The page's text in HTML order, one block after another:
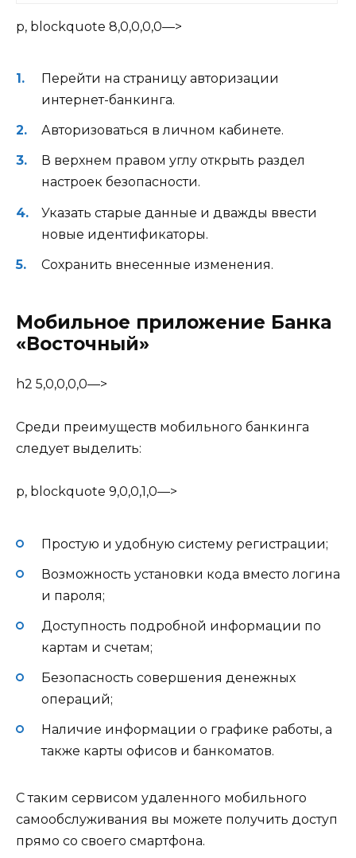
p, blockquote 8,0,0,0,0—>
Перейти на страницу авторизации
интернет-банкинга.
Авторизоваться в личном кабинете.
В верхнем правом углу открыть раздел
настроек безопасности.
Указать старые данные и дважды ввести
новые идентификаторы.
Сохранить внесенные изменения.
Мобильное приложение Банка
«Восточный»
h2 5,0,0,0,0—>
Среди преимуществ мобильного банкинга
следует выделить:
p, blockquote 9,0,0,1,0—>
Простую и удобную систему регистрации;
Возможность установки кода вместо логина
и пароля;
Доступность подробной информации по
картам и счетам;
Безопасность совершения денежных
операций;
Наличие информации о графике работы, а
также карты офисов и банкоматов.
С таким сервисом удаленного мобильного
самообслуживания вы можете получить доступ
прямо со своего смартфона.